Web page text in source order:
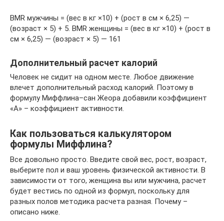
BMR мужчины = (вес в кг ×10) + (рост в см × 6,25) —
(возраст × 5) + 5. BMR женщины = (вес в кг ×10) + (рост в
см × 6,25) — (возраст × 5) — 161
Дополнительный расчет калорий
Человек не сидит на одном месте. Любое движение
влечет дополнительный расход калорий. Поэтому в
формулу Миффлина–сан Жеора добавили коэффициент
«А» – коэффициент активности.
Как пользоваться калькулятором
формулы Миффлина?
Все довольно просто. Введите свой вес, рост, возраст,
выберите пол и ваш уровень физической активности. В
зависимости от того, женщина вы или мужчина, расчет
будет вестись по одной из формул, поскольку для
разных полов методика расчета разная. Почему –
описано ниже.